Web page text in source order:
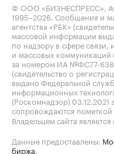
© ООО «БИЗНЕСПРЕСС»,
1995–2026 . Сообщения и
агентства «РБК»
массовой информации
по надзору в сфере
и массовых коммуникаций
за номером ИА №ФС77-
(свидетельство о
выдано Федеральной
информационных
(Роскомнадзор)
сопровождаются пометкой
Владельцем сайта
Данные предоставлены:
биржа